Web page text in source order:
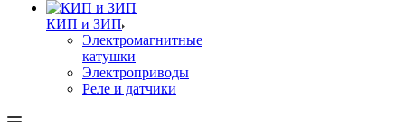
КИП и ЗИП
Электромагнитные
катушки
Электроприводы
Реле и датчики